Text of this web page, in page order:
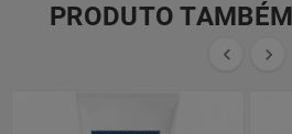
PRODUTO
 